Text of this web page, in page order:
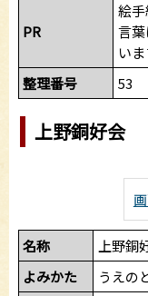
PR
絵
言
い
整理番号
53
上野銅好会
名称
上野銅
よみかた
うえの